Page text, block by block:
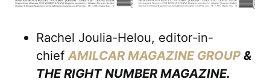
Rachel Joulia-Helou, editor-in-
chiefAMILCAR MAGAZINE GROUP &
THE RIGHT NUMBER MAGAZINE.